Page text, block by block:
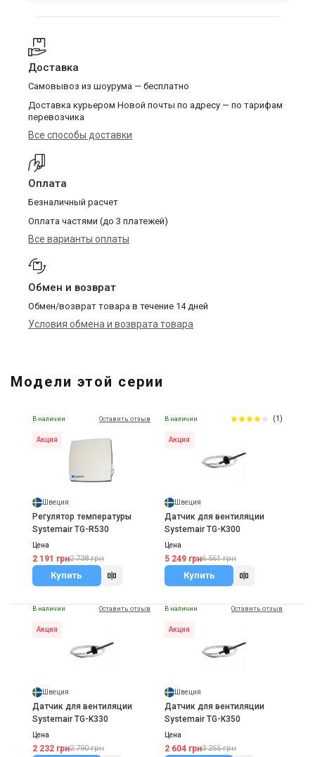
Доставка
Самовывоз из шоурума — бесплатно
Доставка курьером Новой почты по адресу — по тарифам
перевозчика
Все способы доставки
Оплата
Безналичный расчет
Оплата частями (до 3 платежей)
Все варианты оплаты
Обмен и возврат
Обмен/возврат товара в течение 14 дней
Условия обмена и возврата товара
Модели этой серии
В наличии Оставить отзыв
Акция
Швеция
Регулятор температуры
Systemair TG-R530
Цена
2 191 грн2 738 грн
Купить
В наличии (1)
Акция
Швеция
Датчик для вентиляции
Systemair TG-K300
Цена
5 249 грн6 561 грн
Купить
В наличии Оставить отзыв
Акция
Швеция
Датчик для вентиляции
Systemair TG-K330
Цена
2 232 грн2 790 грн
В наличии Оставить отзыв
Акция
Швеция
Датчик для вентиляции
Systemair TG-K350
Цена
2 604 грн3 255 грн